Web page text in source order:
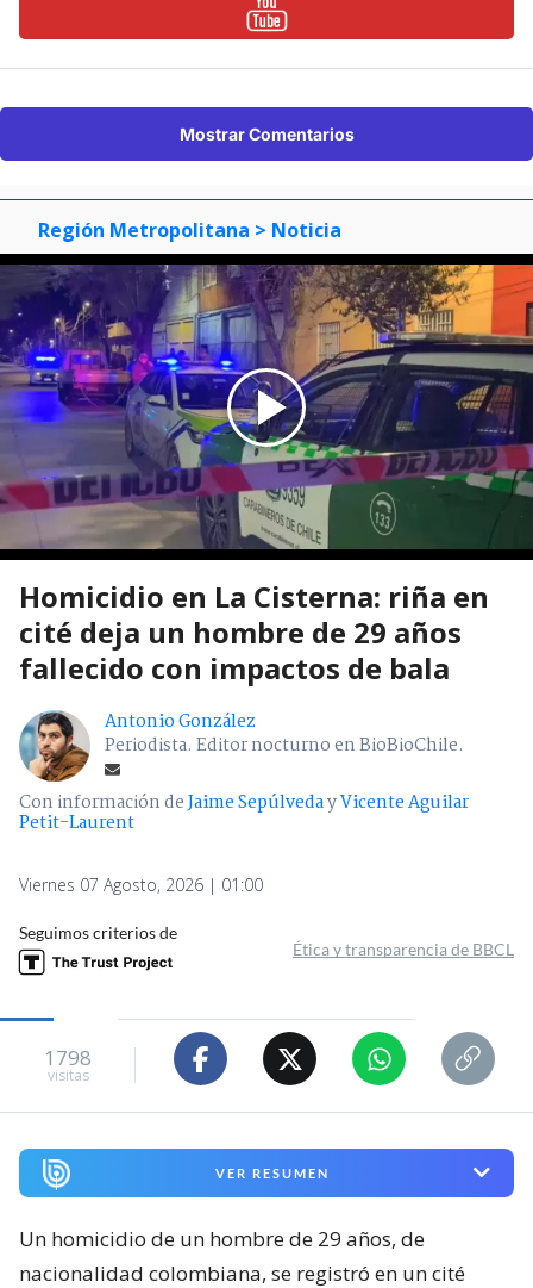
Mostrar Comentarios
Región Metropolitana > Noticia
Homicidio en La Cisterna: riña en
cité deja un hombre de 29 años
fallecido con impactos de bala
Antonio González
Periodista. Editor nocturno en BioBioChile.
Con información deJaime SepúlvedayVicente Aguilar
Petit-Laurent
Viernes 07 Agosto, 2026 | 01:00
Seguimos criterios de
Ética y transparencia de BBCL
1798
visitas
VER RESUMEN
Un homicidio de un hombre de 29 años, de
nacionalidad colombiana, se registró en un cité